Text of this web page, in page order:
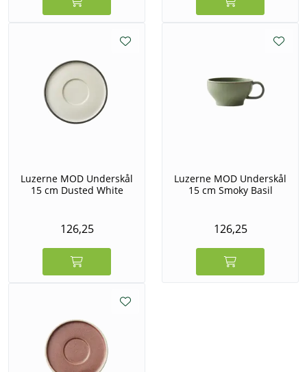
Luzerne MOD Underskål
15 cm Dusted White
126,25
Luzerne MOD Underskål
15 cm Smoky Basil
126,25